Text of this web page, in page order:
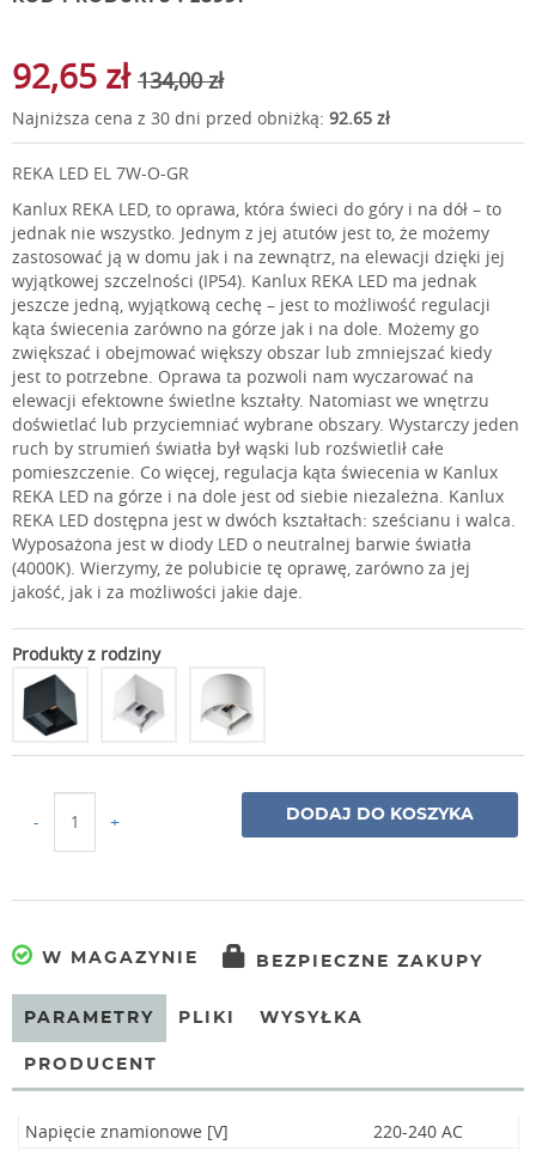
92,65 zł 134,00 zł
Najniższa cena z 30 dni przed obniżką: 92.65 zł
REKA LED EL 7W-O-GR
Kanlux REKA LED, to oprawa, która świeci do góry i na dół – to
jednak nie wszystko. Jednym z jej atutów jest to, że możemy
zastosować ją w domu jak i na zewnątrz, na elewacji dzięki jej
wyjątkowej szczelności (IP54). Kanlux REKA LED ma jednak
jeszcze jedną, wyjątkową cechę – jest to możliwość regulacji
kąta świecenia zarówno na górze jak i na dole. Możemy go
zwiększać i obejmować większy obszar lub zmniejszać kiedy
jest to potrzebne. Oprawa ta pozwoli nam wyczarować na
elewacji efektowne świetlne kształty. Natomiast we wnętrzu
doświetlać lub przyciemniać wybrane obszary. Wystarczy jeden
ruch by strumień światła był wąski lub rozświetlił całe
pomieszczenie. Co więcej, regulacja kąta świecenia w Kanlux
REKA LED na górze i na dole jest od siebie niezależna. Kanlux
REKA LED dostępna jest w dwóch kształtach: sześcianu i walca.
Wyposażona jest w diody LED o neutralnej barwie światła
(4000K). Wierzymy, że polubicie tę oprawę, zarówno za jej
jakość, jak i za możliwości jakie daje.
Produkty z rodziny
- + DODAJ DO KOSZYKA
W MAGAZYNIE BEZPIECZNE ZAKUPY
PARAMETRY PLIKI WYSYŁKA
PRODUCENT
Napięcie znamionowe [V] 220-240 AC